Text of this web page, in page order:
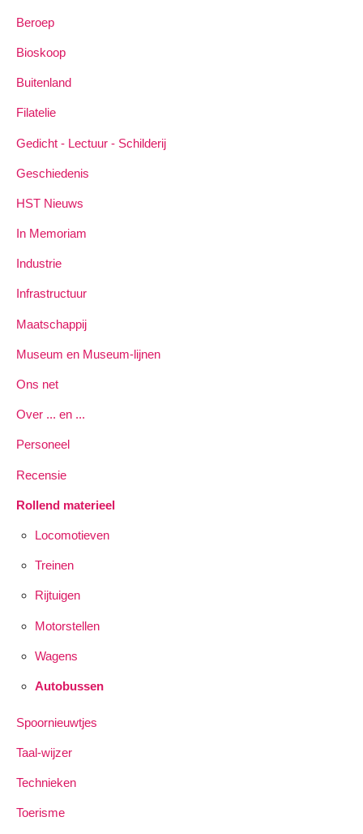
Beroep
Bioskoop
Buitenland
Filatelie
Gedicht - Lectuur - Schilderij
Geschiedenis
HST Nieuws
In Memoriam
Industrie
Infrastructuur
Maatschappij
Museum en Museum-lijnen
Ons net
Over ... en ...
Personeel
Recensie
Rollend materieel
Locomotieven
Treinen
Rijtuigen
Motorstellen
Wagens
Autobussen
Spoornieuwtjes
Taal-wijzer
Technieken
Toerisme